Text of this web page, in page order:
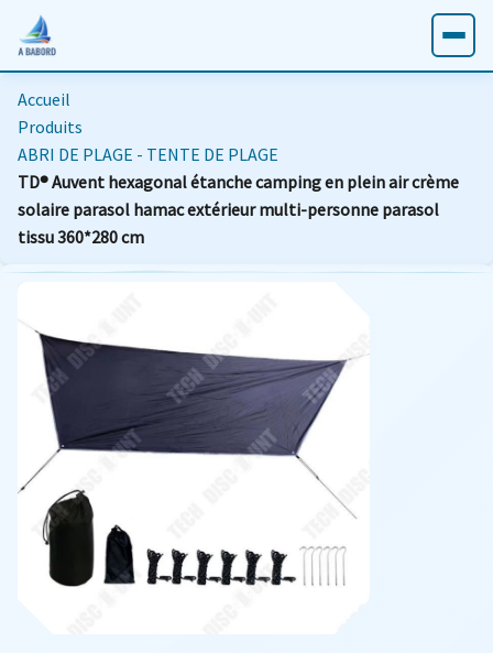
Accueil
Produits
ABRI DE PLAGE - TENTE DE PLAGE
TD® Auvent hexagonal étanche camping en plein air crème
solaire parasol hamac extérieur multi-personne parasol
tissu 360*280 cm